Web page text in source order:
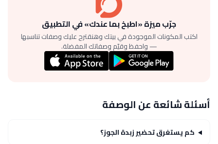
جرّب ميزة «اطبخ بما عندك» في التطبيق
اكتب المكونات الموجودة في بيتك وهنقترح عليك وصفات تناسبها
— واحفظ وقيّم وصفاتك المفضلة.
أسئلة شائعة عن الوصفة
كم يستغرق تحضير زبدة الجوز؟